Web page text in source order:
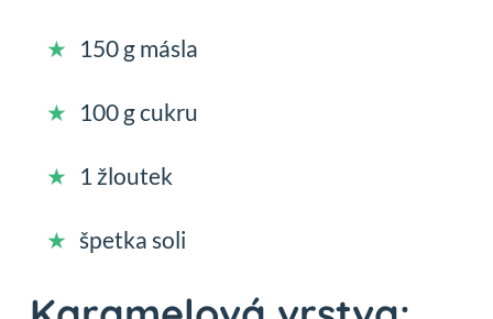
150 g másla
100 g cukru
1 žloutek
špetka soli